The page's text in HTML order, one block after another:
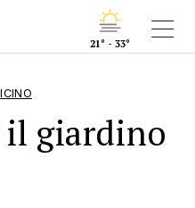
21° - 33°
giardino